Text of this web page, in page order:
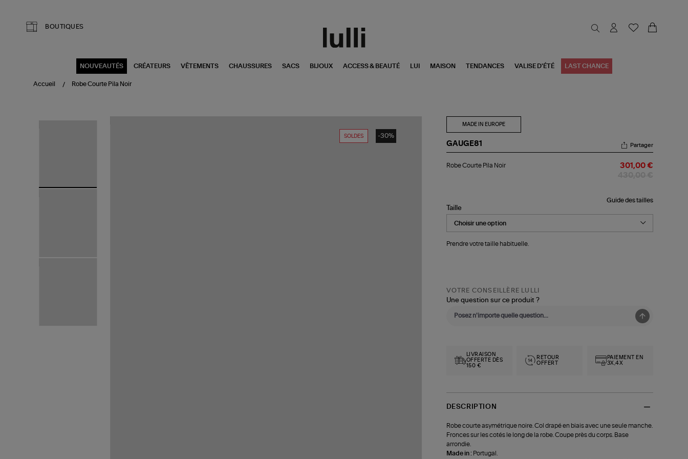
BOUTIQUES
NOUVEAUTÉS CRÉATEURS VÊTEMENTS CHAUSSURES SACS BIJOUX ACCESS & BEAUTÉ LUI MAISON TENDANCES VALISE D'ÉTÉ LAST CHANCE
Accueil Robe Courte Pila Noir
SOLDES -30%
MADE IN EUROPE
GAUGE81
Courte
Partager
Robe Courte Pila Noir 301,00 €
Guide des tailles
Taille
Prendre votre taille habituelle.
VOTRE CONSEILLÈRE LULLI
Une question sur ce produit ?
LIVRAISON
OFFERTE DÈS
150 €
RETOUR
OFFERT
PAIEMENT EN
3X,4X
DESCRIPTION
Robe courte asymétrique noire. Col drapé en biais avec une seule manche.
Fronces sur les cotés le long de la robe. Coupe près du corps. Base
arrondie.
Made in : Portugal.